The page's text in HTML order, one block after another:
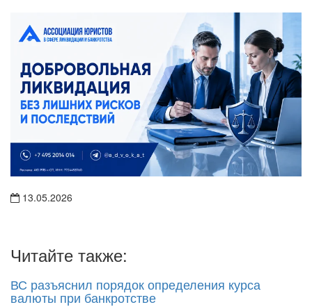
13.05.2026
Читайте также:
ВС разъяснил порядок определения курса
валюты при банкротстве